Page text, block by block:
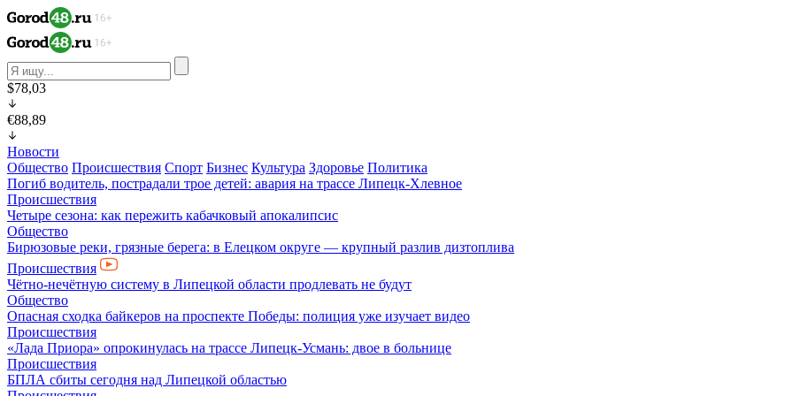
$78,03
€88,89
Новости
Общество Происшествия Спорт Бизнес Культура Здоровье Политика
Погиб водитель, пострадали трое детей: авария на трассе Липецк-Хлевное
Происшествия
Четыре сезона: как пережить кабачковый апокалипсис
Общество
Бирюзовые реки, грязные берега: в Елецком округе — крупный разлив дизтоплива
Происшествия
Чётно-нечётную систему в Липецкой области продлевать не будут
Общество
Опасная сходка байкеров на проспекте Победы: полиция уже изучает видео
Происшествия
«Лада Приора» опрокинулась на трассе Липецк-Усмань: двое в больнице
Происшествия
БПЛА сбиты сегодня над Липецкой областью